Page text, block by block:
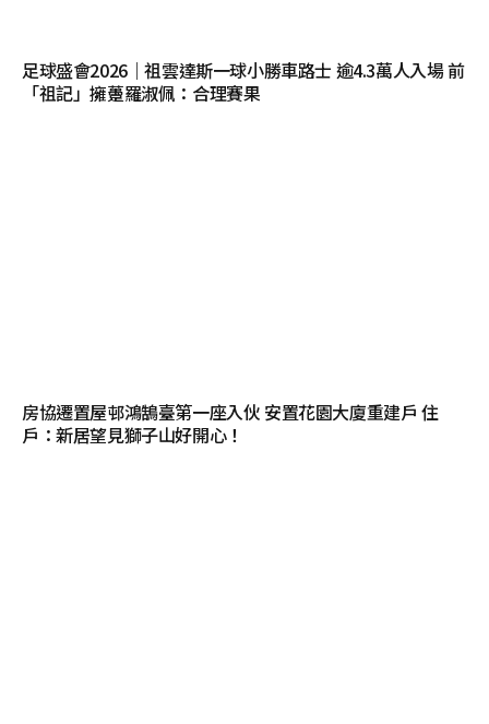
足球盛會2026｜祖雲達斯一球小勝車路士 逾4.3萬人入場 前
「祖記」擁躉羅淑佩：合理賽果
房協遷置屋邨鴻鵠臺第一座入伙 安置花園大廈重建戶 住
戶：新居望見獅子山好開心！